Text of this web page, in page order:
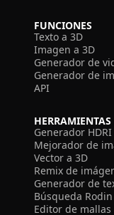
FUNCIONES
Texto a 3D
Imagen a 3D
Generador de
Generador de
API
HERRAMIENTAS
Generador HDRI
Mejorador de
Vector a 3D
Remix de
Generador de
Búsqueda Rodin
Editor de mallas